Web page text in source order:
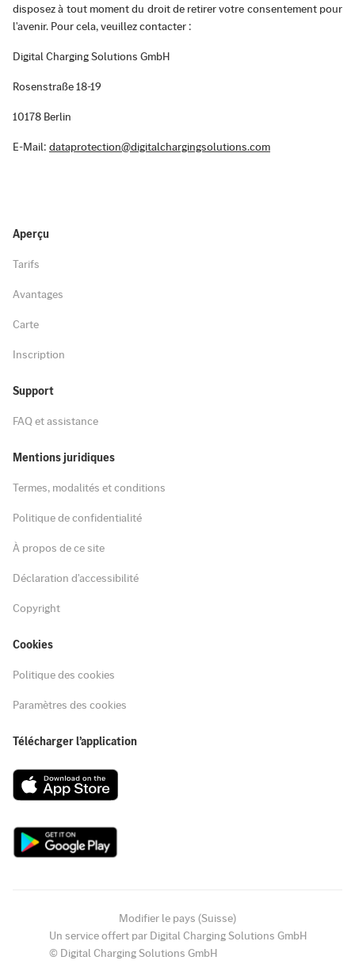
disposez à tout moment du droit de retirer votre consentement pour
l'avenir. Pour cela, veuillez contacter :
Digital Charging Solutions GmbH
Rosenstraße 18-19
10178 Berlin
E-Mail: dataprotection@digitalchargingsolutions.com
Aperçu
Tarifs
Avantages
Carte
Inscription
Support
FAQ et assistance
Mentions juridiques
Termes, modalités et conditions
Politique de confidentialité
À propos de ce site
Déclaration d'accessibilité
Copyright
Cookies
Politique des cookies
Paramètres des cookies
Télécharger l’application
Modifier le pays (Suisse)
Un service offert par Digital Charging Solutions GmbH
© Digital Charging Solutions GmbH